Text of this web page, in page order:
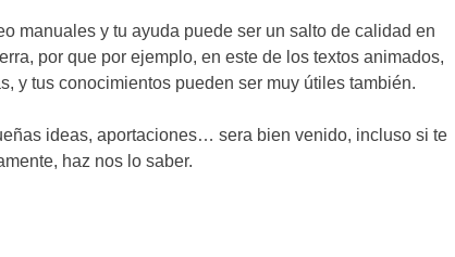
manuales y tu ayuda puede ser un salto de calidad en
por que por ejemplo, en este de los textos animados,
y tus conocimientos pueden ser muy útiles también.
ideas, aportaciones… sera bien venido, incluso si te
haz nos lo saber.